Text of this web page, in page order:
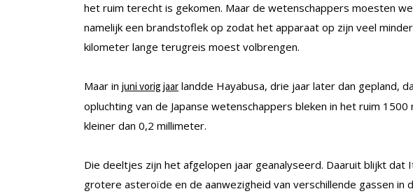
het ruim terecht is gekomen. Maar de wetenschappers moesten
namelijk een brandstoflek op zodat het apparaat op zijn veel
kilometer lange terugreis moest volbrengen.
Maar in juni vorig jaar landde Hayabusa, drie jaar later dan gepland,
opluchting van de Japanse wetenschappers bleken in het ruim
kleiner dan 0,2 millimeter.
Die deeltjes zijn het afgelopen jaar geanalyseerd. Daaruit blijkt dat
grotere asteroïde en de aanwezigheid van verschillende gassen in